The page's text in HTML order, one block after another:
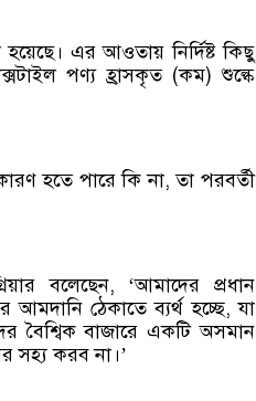
হয়েছে। এর আওতায় নির্দিষ্ট কিছু
পণ্য হ্রাসকৃত (কম) শুল্কে
হতে পারে কি না, তা পরবর্তী
বলেছেন, ‘আমাদের প্রধান
আমদানি ঠেকাতে ব্যর্থ হচ্ছে, যা
বৈশ্বিক বাজারে একটি অসমান
সহ্য করব না।’